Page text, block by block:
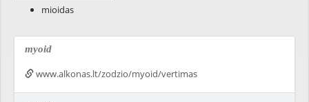
mioidas
myoid
www.alkonas.lt/zodzio/myoid/vertimas